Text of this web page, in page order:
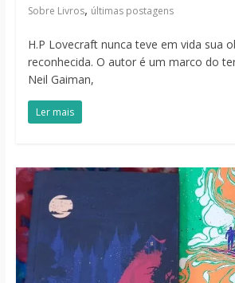
Sobre Livros, últimas postagens
H.P Lovecraft nunca teve em vida sua
reconhecida. O autor é um marco do
Neil Gaiman,
Ler mais